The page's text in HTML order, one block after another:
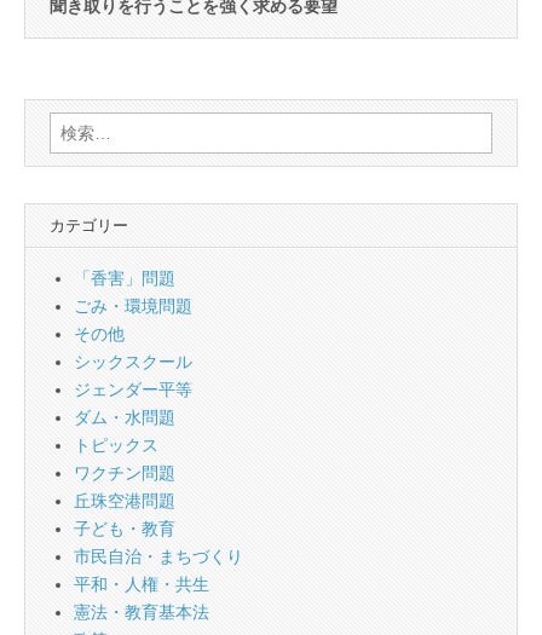
聞き取りを行うことを強く求める要望
検
索:
カテゴリー
「香害」問題
ごみ・環境問題
その他
シックスクール
ジェンダー平等
ダム・水問題
トピックス
ワクチン問題
丘珠空港問題
子ども・教育
市民自治・まちづくり
平和・人権・共生
憲法・教育基本法